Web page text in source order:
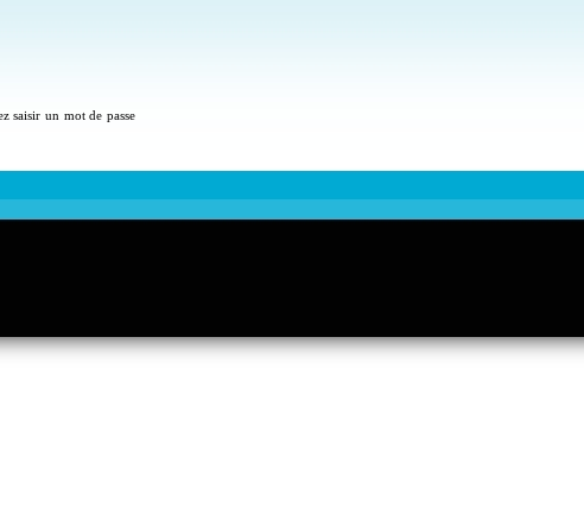
saisir un mot de passe